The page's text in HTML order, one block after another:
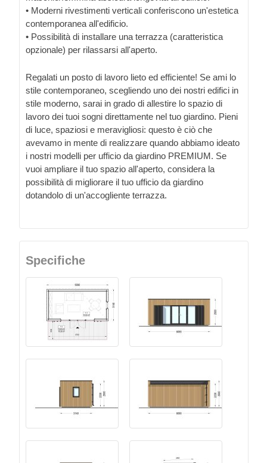
• Moderni rivestimenti verticali conferiscono un'estetica
contemporanea all'edificio.
• Possibilità di installare una terrazza (caratteristica
opzionale) per rilassarsi all'aperto.
Regalati un posto di lavoro lieto ed efficiente! Se ami lo
stile contemporaneo, scegliendo uno dei nostri edifici in
stile moderno, sarai in grado di allestire lo spazio di
lavoro dei tuoi sogni direttamente nel tuo giardino. Pieni
di luce, spaziosi e meravigliosi: questo è ciò che
avevamo in mente di realizzare quando abbiamo ideato
i nostri modelli per ufficio da giardino PREMIUM. Se
vuoi ampliare il tuo spazio all'aperto, considera la
possibilità di migliorare il tuo ufficio da giardino
dotandolo di un'accogliente terrazza.
Specifiche